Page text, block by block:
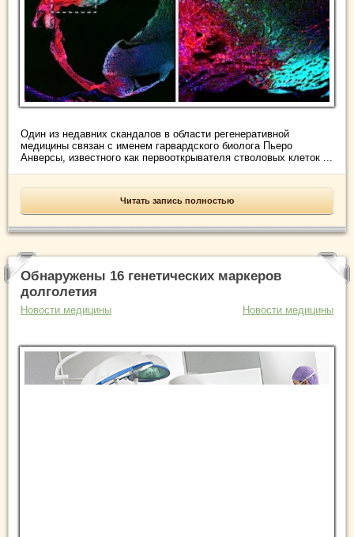
Один из недавних скандалов в области регенеративной
медицины связан с именем гарвардского биолога Пьеро
Анверсы, известного как первооткрывателя стволовых клеток ...
Читать запись полностью
Обнаружены 16 генетических маркеров
долголетия
Новости медицины Новости медицины